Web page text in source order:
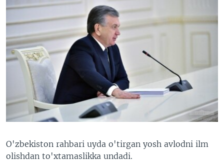
O'zbekiston rahbari uyda o'tirgan yosh avlodni ilm
olishdan to'xtamaslikka undadi.